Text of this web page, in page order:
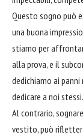
Questo sogno può
una buona
stiamo per
alla prova, e il
dedichiamo ai
dedicare a noi stessi.
Al contrario,
vestito, può